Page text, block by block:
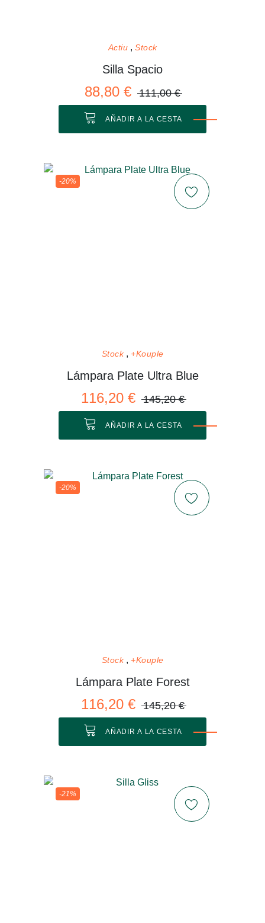
Actiu Stock
Silla Spacio
88,80 € 111,00 €
AÑADIR A LA CESTA
-20%
Stock +Kouple
Lámpara Plate Ultra Blue
116,20 € 145,20 €
AÑADIR A LA CESTA
-20%
Stock +Kouple
Lámpara Plate Forest
116,20 € 145,20 €
AÑADIR A LA CESTA
-21%